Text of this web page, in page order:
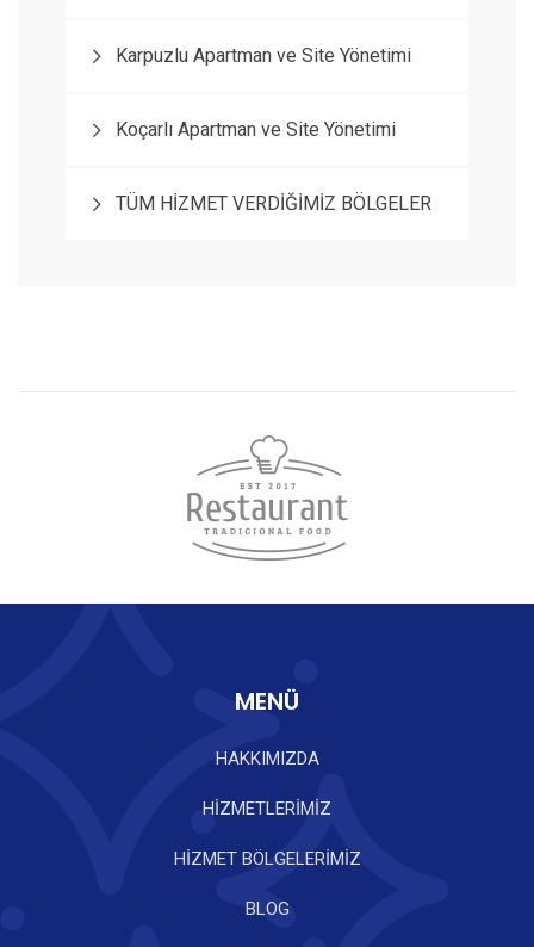
Karpuzlu Apartman ve Site Yönetimi
Koçarlı Apartman ve Site Yönetimi
TÜM HİZMET VERDİĞİMİZ BÖLGELER
MENÜ
HAKKIMIZDA
HİZMETLERİMİZ
HİZMET BÖLGELERİMİZ
BLOG